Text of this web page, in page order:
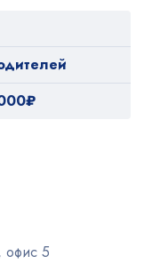
офис 5